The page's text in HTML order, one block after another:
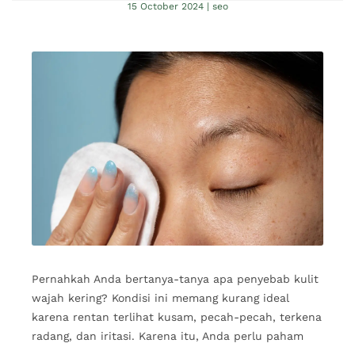
15 October 2024 | seo
Pernahkah Anda bertanya-tanya apa penyebab kulit
wajah kering? Kondisi ini memang kurang ideal
karena rentan terlihat kusam, pecah-pecah, terkena
radang, dan iritasi. Karena itu, Anda perlu paham